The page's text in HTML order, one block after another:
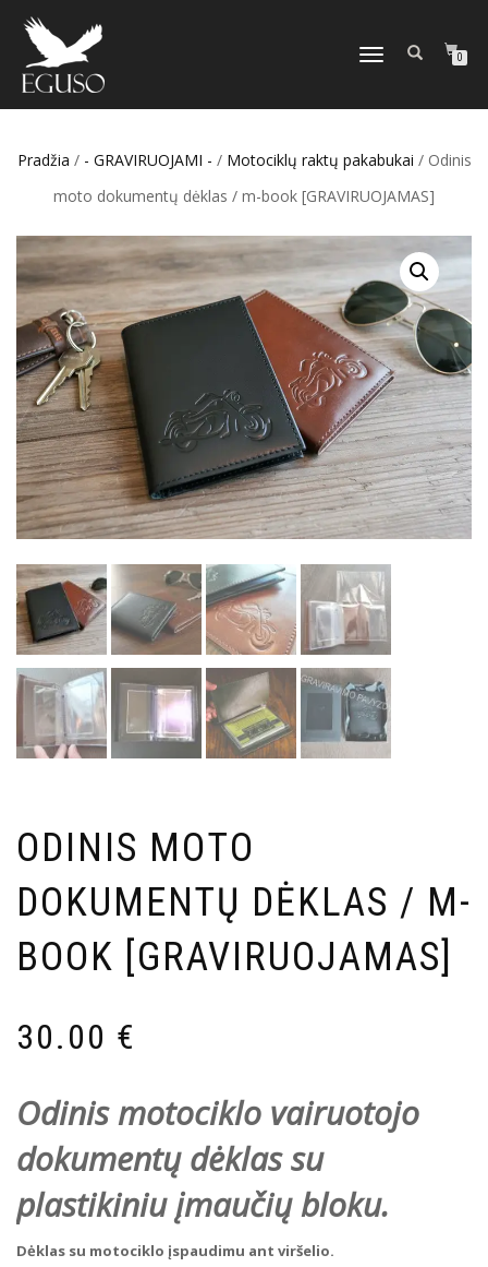
TOGGLE
0
Pradžia / - GRAVIRUOJAMI - / Motociklų raktų pakabukai / Odinis
moto dokumentų dėklas / m-book [GRAVIRUOJAMAS]
ODINIS MOTO
DOKUMENTŲ DĖKLAS / M-
BOOK [GRAVIRUOJAMAS]
30.00 €
Odinis motociklo vairuotojo
dokumentų dėklassu
plastikiniu įmaučių bloku.
Dėklas su motociklo įspaudimu ant viršelio.